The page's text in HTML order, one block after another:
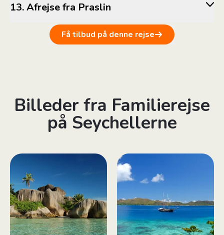
13. Afrejse fra Praslin
Få tilbud på denne rejse
Billeder fra Familierejse
på Seychellerne